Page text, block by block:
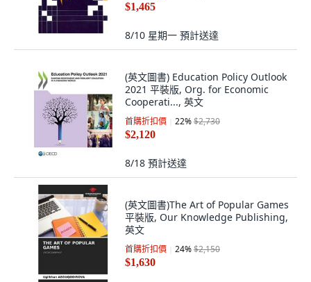
$1,465
8/10 星期一 預計送達
(英文圖書) Education Policy Outlook
2021 平裝版, Org. for Economic
Cooperati..., 英文
首購折扣價 22%$2,730
$2,120
8/18 預計送達
(英文圖書)The Art of Popular Games
平裝版, Our Knowledge Publishing,
英文
首購折扣價 24%$2,150
$1,630